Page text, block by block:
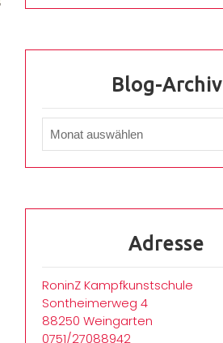
Blog-Archiv
Adresse
RoninZ Kampfkunstschule
Sontheimerweg 4
88250 Weingarten
0751/27088942